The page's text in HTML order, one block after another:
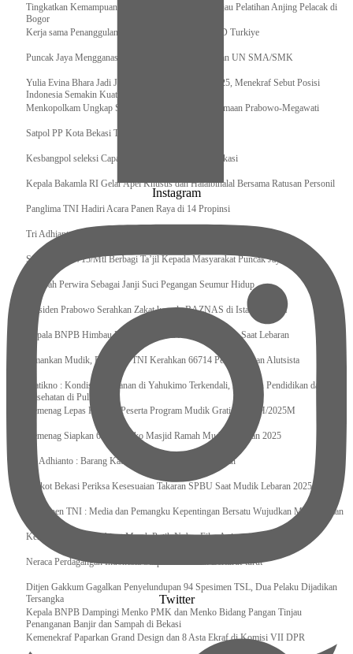
Tingkatkan Kemampuan K9 TNI, Panglima TNI Tinjau Pelatihan Anjing Pelacak di
Bogor
Kerja sama Penanggulangan Bencana BNPB – AFAD Turkiye
Puncak Jaya Mengganas, TNI-POLRI Solid Amankan UN SMA/SMK
Yulia Evina Bhara Jadi Juri Festival Film Cannes 2025, Menekraf Sebut Posisi
Indonesia Semakin Kuat
Menkopolkam Ungkap Spirit Persatuan dan Kebersamaan Prabowo-Megawati
Satpol PP Kota Bekasi Tertibkan PPKS
Kesbangpol seleksi Capaska 736 Siswa/i se-Kota Bekasi
Kepala Bakamla RI Gelar Apel Khusus dan Halalbihalal Bersama Ratusan Personil
Panglima TNI Hadiri Acara Panen Raya di 14 Propinsi
Tri Adhianto : Kota Bekasi Bisa Mempertahankan Keharmonisasian
Satgas Yonif 715/Mtl Berbagi Ta’jil Kepada Masyarakat Puncak Jaya
Sumpah Perwira Sebagai Janji Suci Pegangan Seumur Hidup
Presiden Prabowo Serahkan Zakat kepada BAZNAS di Istana Negara
Kepala BNPB Himbau Pemda Waspada Potensi Bencana Saat Lebaran
Amankan Mudik, Panglima TNI Kerahkan 66714 Personel Dan Alutsista
Pratikno : Kondisi Keamanan di Yahukimo Terkendali, Layanan Pendidikan dan
Kesehatan di Pulihkan
Kemenag Lepas Ratusan Peserta Program Mudik Gratis 1446 H/2025M
Kemenag Siapkan 6.180 Posko Masjid Ramah Mudik Lebaran 2025
Tri Adhianto : Barang Kadaluarsa Segera di Kembalikan
Walkot Bekasi Periksa Kesesuaian Takaran SPBU Saat Mudik Lebaran 2025
Kapuspen TNI : Media dan Pemangku Kepentingan Bersatu Wujudkan Mudik Aman
Kemenekraf Ajak Kabinet Merah Putih Nobar Film Animasi Jumbo
Neraca Perdagangan Indonesia Surplus 58 Bulan Berturut-turut
Ditjen Gakkum Gagalkan Penyelundupan 94 Spesimen TSL, Dua Pelaku Dijadikan
Tersangka
Kepala BNPB Dampingi Menko PMK dan Menko Bidang Pangan Tinjau
Penanganan Banjir dan Sampah di Bekasi
Kemenekraf Paparkan Grand Design dan 8 Asta Ekraf di Komisi VII DPR
Instagram
Twitter